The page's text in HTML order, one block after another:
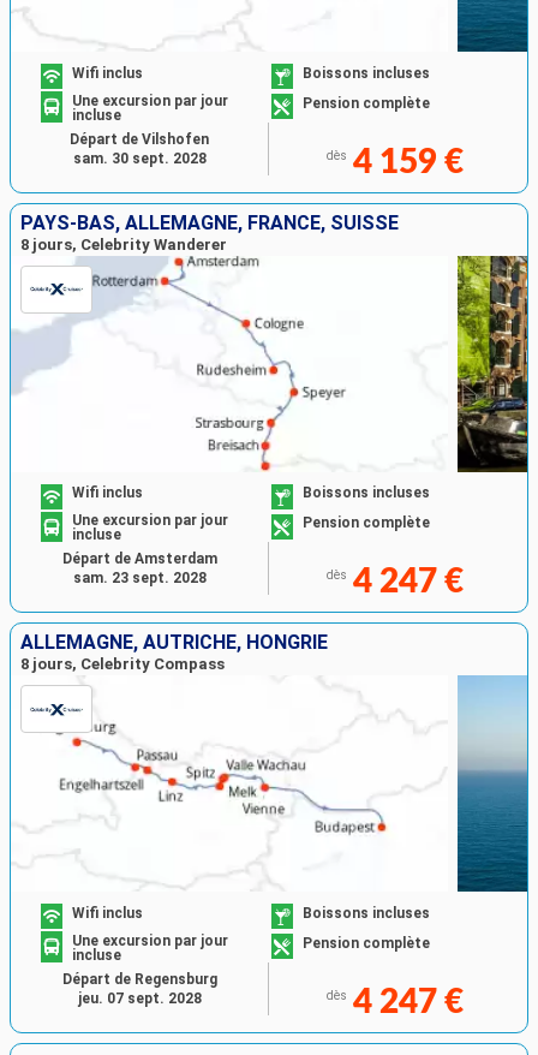
Wifi inclus
Boissons incluses
Une excursion par jour
incluse
Pension complète
dès 4 159 €
Départ de Vilshofen
sam. 30 sept. 2028
PAYS-BAS, ALLEMAGNE, FRANCE, SUISSE
8 jours, Celebrity Wanderer
Wifi inclus
Boissons incluses
Une excursion par jour
incluse
Pension complète
dès 4 247 €
Départ de Amsterdam
sam. 23 sept. 2028
ALLEMAGNE, AUTRICHE, HONGRIE
8 jours, Celebrity Compass
Wifi inclus
Boissons incluses
Une excursion par jour
incluse
Pension complète
dès 4 247 €
Départ de Regensburg
jeu. 07 sept. 2028